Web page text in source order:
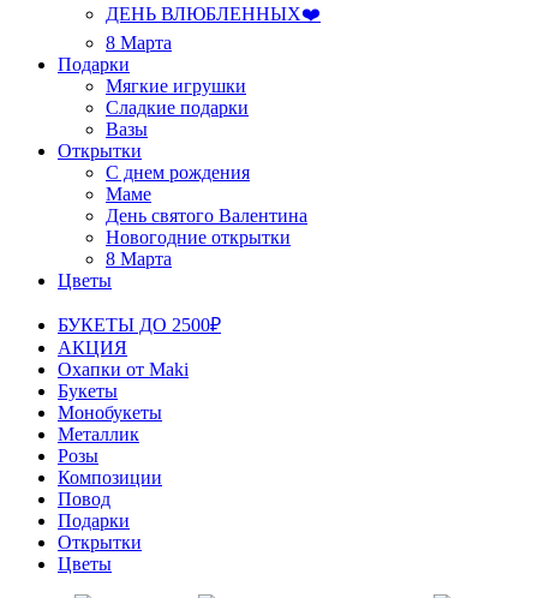
ДЕНЬ ВЛЮБЛЕННЫХ❤️
8 Марта
Подарки
Мягкие игрушки
Сладкие подарки
Вазы
Открытки
С днем рождения
Маме
День святого Валентина
Новогодние открытки
8 Марта
Цветы
БУКЕТЫ ДО 2500₽
АКЦИЯ
Охапки от Maki
Букеты
Монобукеты
Металлик
Розы
Композиции
Повод
Подарки
Открытки
Цветы